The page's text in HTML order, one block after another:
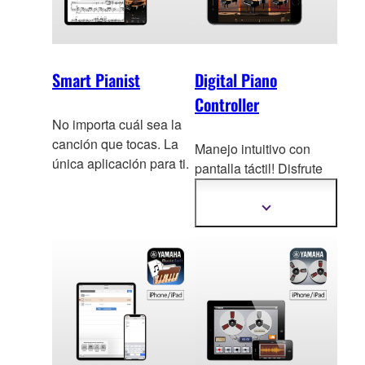
Smart Pianist
No importa cuál sea la
canción que tocas. La
única aplicación para ti.
Digital Piano
Controller
Manejo intuitivo con
pantalla táctil! Disfrute
funciones del piano
digital con facilidad.
Mostrar